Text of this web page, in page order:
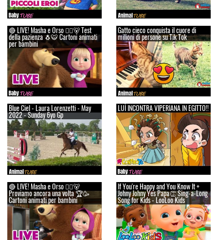
🔴 LIVE! Masha e Orso 👱‍♀️🐻 Test
della pazienza 🐧🐯 Cartoni animati
per bambini
Gatto cieco conquista il cuore di
milioni di persone su Tik Tok
Blue Ciel - Laura Lorenzetti - May
2022 - Sunday 6yo Gp
LUÌ INCONTRA VIPERIANA IN EGITTO!!
🔴 LIVE! Masha e Orso 👱‍♀️🐻
Proviamo ancora una volta 🏆🥳
Cartoni animati per bambini
If You're Happy and You Know It +
Johny Johny Yes Papa👏 Sing-a-Long
Song for Kids - LooLoo Kids